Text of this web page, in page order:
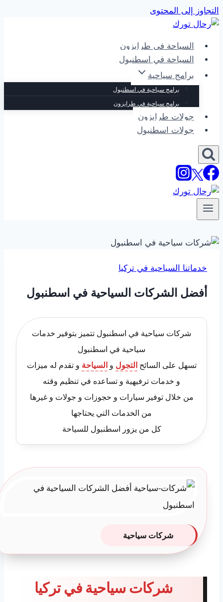
التجاوز إلى المحتوى
السياحة في طرابزون
السياحة في اسطنبول
برامج سياحية
برامج سياحية في اسطنبول
برامج سياحية في طرابزون
جولات طرابزون
جولات اسطنبول
خدماتنا السياحية في تركيا
أفضل الشركات السياحية في اسطنبول
شركات سياحية في اسطنبول تتميز بتوفير خدمات
سياحية في اسطنبول
تسهل على السائحالتجول والسياحة و تقدم له ميزات
و خدمات ترفيهية و تساعده في تنظيم وقته
من خلال توفير سيارات و حجوزات و جولات و غيرها
من الخدمات التي يحتاجها
كل من يزور اسطنبول للسياحة
شركات سياحية
شركات سياحية في تركيا